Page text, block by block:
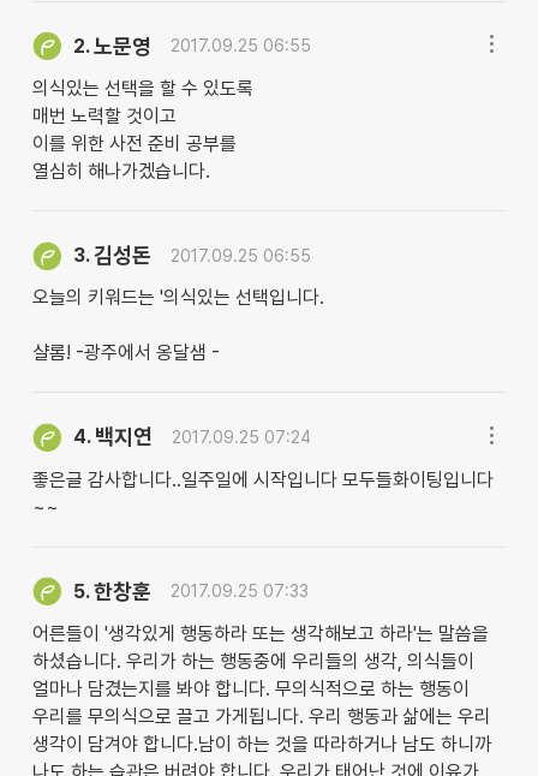
2.노문영 2017.09.25 06:55
의식있는 선택을 할 수 있도록
매번 노력할 것이고
이를 위한 사전 준비 공부를
열심히 해나가겠습니다.
3.김성돈 2017.09.25 06:55
오늘의 키워드는 '의식있는 선택입니다.
샬롬! -광주에서 옹달샘 -
4. 백지연 2017.09.25 07:24
좋은글 감사합니다..일주일에 시작입니다 모두들화이팅입니다
~~
5.한창훈 2017.09.25 07:33
어른들이 '생각있게 행동하라 또는 생각해보고 하라'는 말씀을
하셨습니다. 우리가 하는 행동중에 우리들의 생각, 의식들이
얼마나 담겼는지를 봐야 합니다. 무의식적으로 하는 행동이
우리를 무의식으로 끌고 가게됩니다. 우리 행동과 삶에는 우리
생각이 담겨야 합니다.남이 하는 것을 따라하거나 남도 하니까